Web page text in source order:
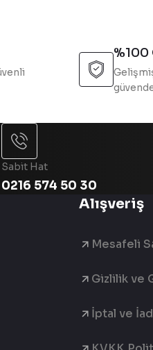
olmalı. %100
Sabit Hat
0216 574 50 30
Alışveriş
Mesafeli
Gizlilik ve
İptal ve